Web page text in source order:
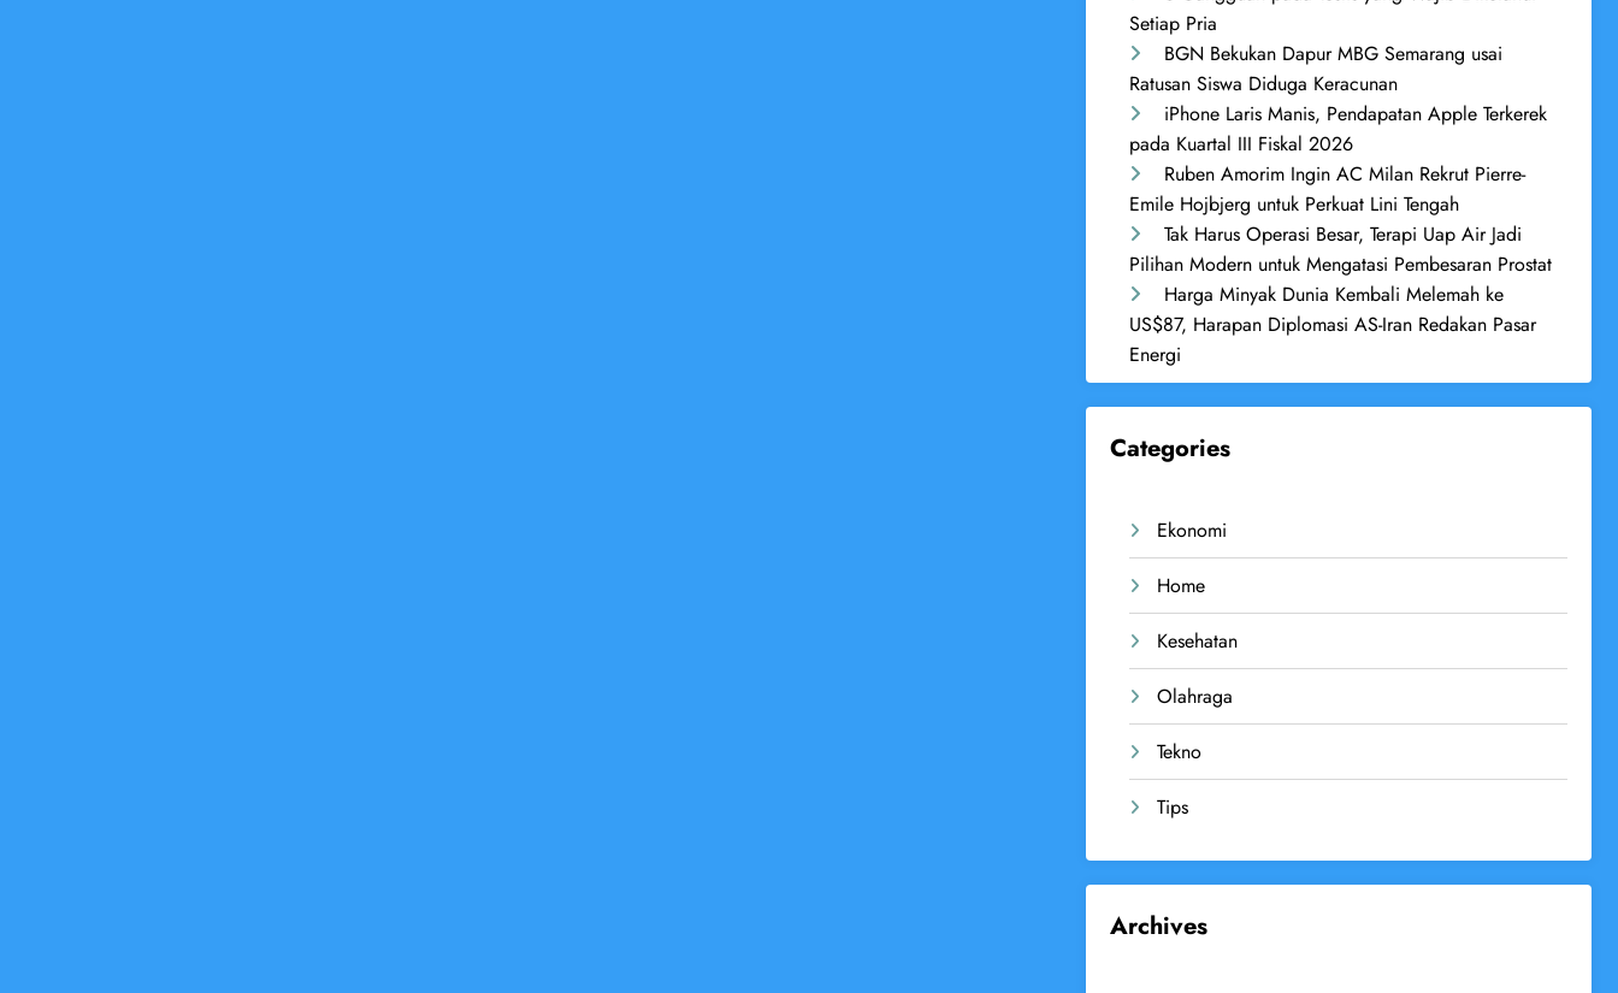
Setiap Pria
BGN Bekukan Dapur MBG Semarang usai
Ratusan Siswa Diduga Keracunan
iPhone Laris Manis, Pendapatan Apple Terkerek
pada Kuartal III Fiskal 2026
Ruben Amorim Ingin AC Milan Rekrut Pierre-
Emile Hojbjerg untuk Perkuat Lini Tengah
Tak Harus Operasi Besar, Terapi Uap Air Jadi
Pilihan Modern untuk Mengatasi Pembesaran Prostat
Harga Minyak Dunia Kembali Melemah ke
US$87, Harapan Diplomasi AS-Iran Redakan Pasar
Energi
Categories
Ekonomi
Home
Kesehatan
Olahraga
Tekno
Tips
Archives